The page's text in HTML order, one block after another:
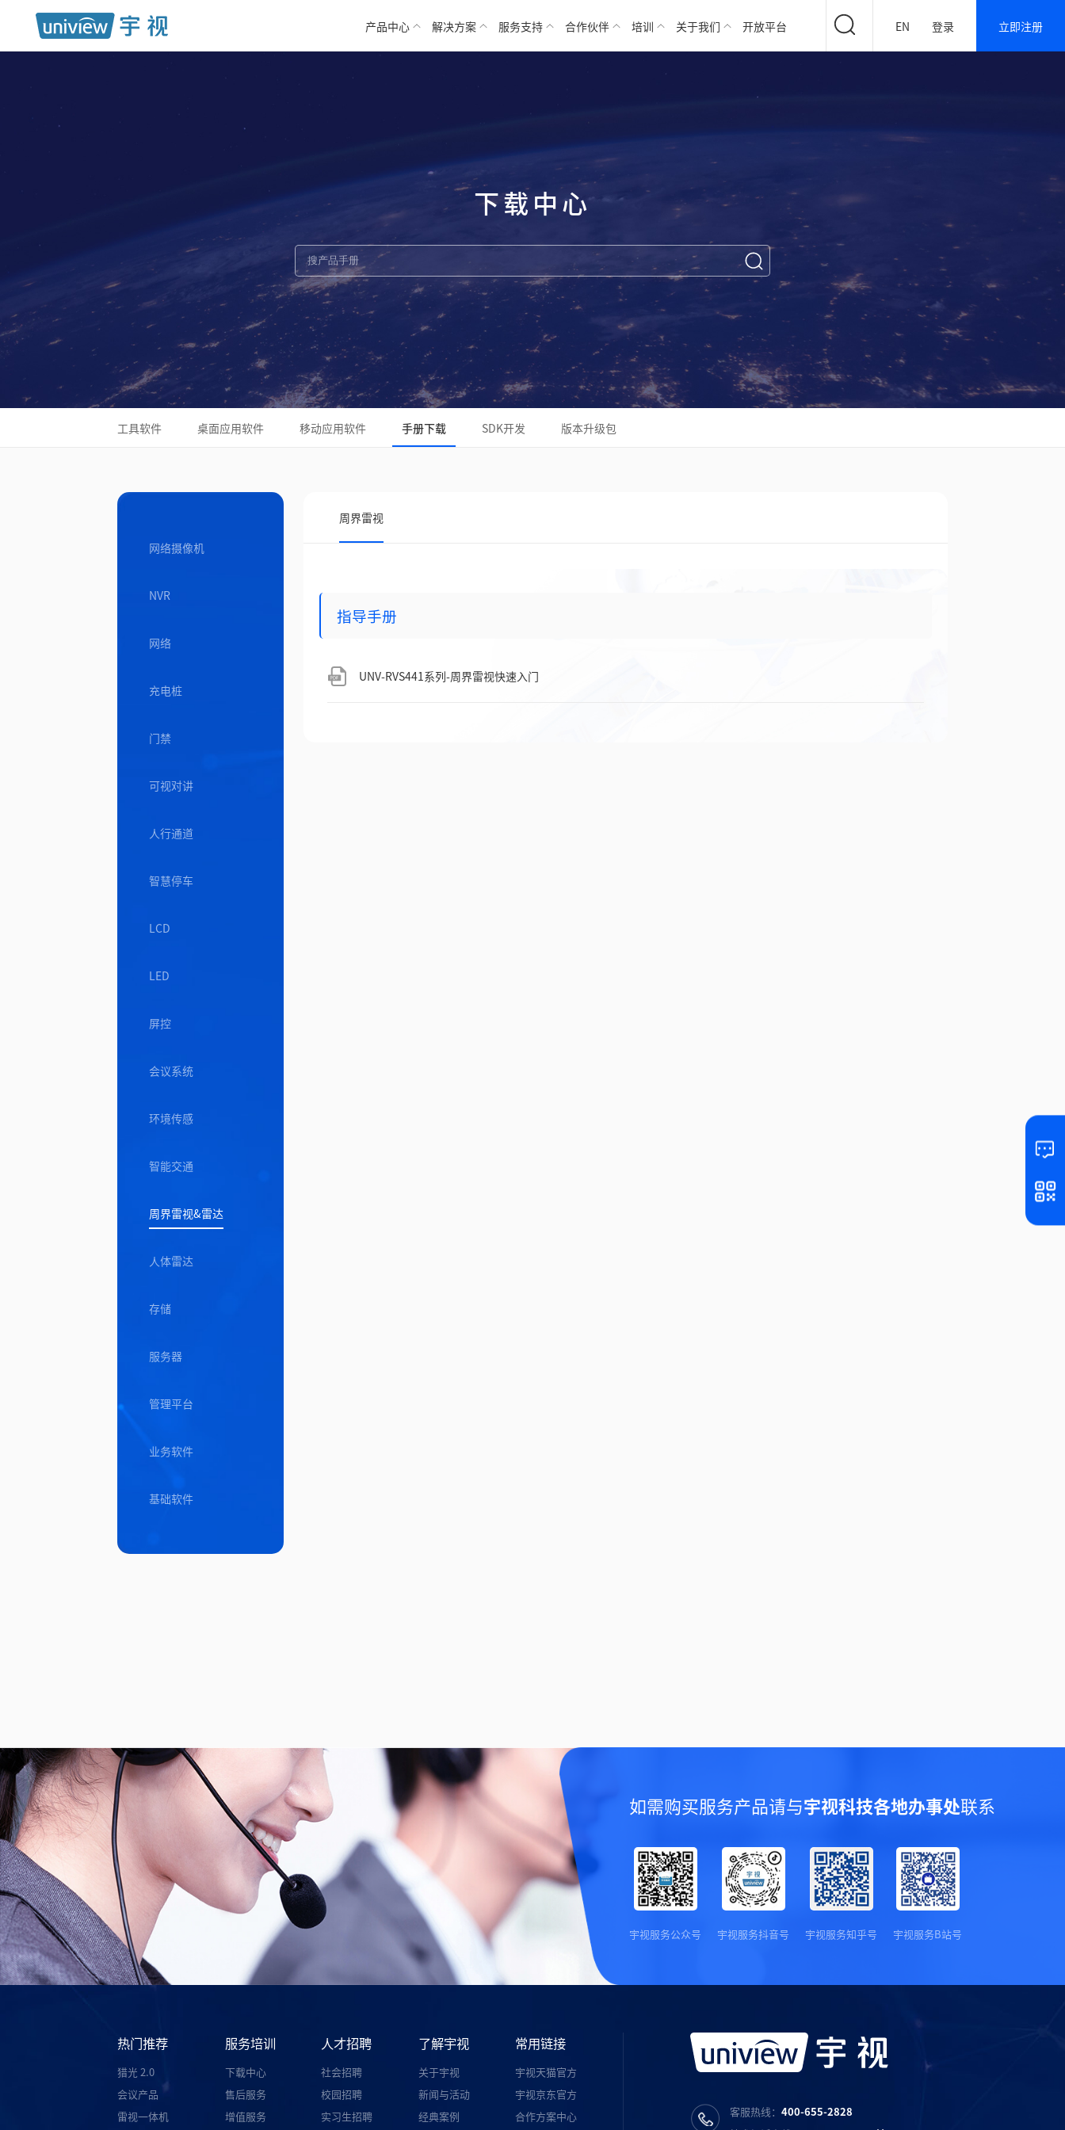
产品中心 解决方案 服务支持 合作伙伴 培训 关于我们 开放平台 EN 登录 立即注册
下载中心
工具软件 桌面应用软件 移动应用软件 手册下载 SDK开发 版本升级包
网络摄像机
NVR
网络
充电桩
门禁
可视对讲
人行通道
智慧停车
LCD
LED
屏控
会议系统
环境传感
智能交通
周界雷视&雷达
人体雷达
存储
服务器
管理平台
业务软件
基础软件
周界雷视
指导手册
UNV-RVS441系列-周界雷视快速入门
如需购买服务产品请与宇视科技各地办事处联系
宇视服务公众号 宇视服务抖音号 宇视服务知乎号 宇视服务B站号
热门推荐
猎光 2.0
会议产品
雷视一体机
服务培训
下载中心
售后服务
增值服务
人才招聘
社会招聘
校园招聘
实习生招聘
了解宇视
关于宇视
新闻与活动
经典案例
常用链接
宇视天猫官方
宇视京东官方
合作方案中心
客服热线：400-655-2828